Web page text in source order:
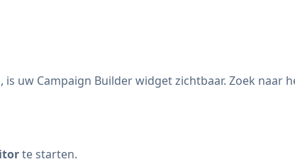
uw Campaign Builder widget zichtbaar. Zoek naar
te starten.